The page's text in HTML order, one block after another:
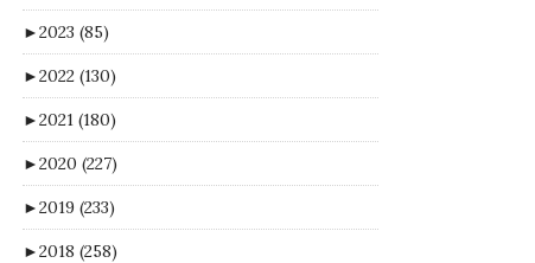
►2023 (85)
►2022 (130)
►2021 (180)
►2020 (227)
►2019 (233)
►2018 (258)